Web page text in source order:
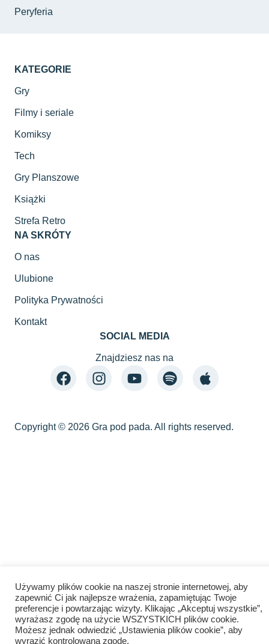
Peryferia
KATEGORIE
Gry
Filmy i seriale
Komiksy
Tech
Gry Planszowe
Książki
Strefa Retro
NA SKRÓTY
O nas
Ulubione
Polityka Prywatności
Kontakt
SOCIAL MEDIA
Znajdziesz nas na
Copyright © 2026 Gra pod pada. All rights reserved.
Używamy plików cookie na naszej stronie internetowej, aby
zapewnić Ci jak najlepsze wrażenia, zapamiętując Twoje
preferencje i powtarzając wizyty. Klikając „Akceptuj wszystkie”,
wyrażasz zgodę na użycie WSZYSTKICH plików cookie.
Możesz jednak odwiedzić „Ustawienia plików cookie”, aby
wyrazić kontrolowaną zgodę.